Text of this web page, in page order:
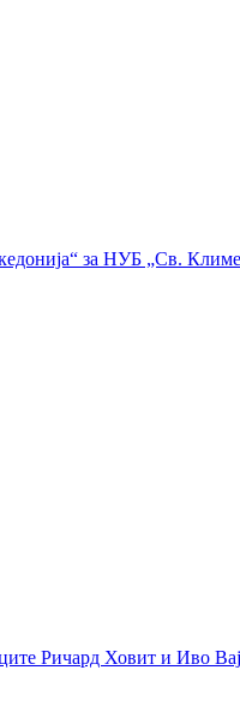
за НУБ „Св.
Ричард Ховит и Иво